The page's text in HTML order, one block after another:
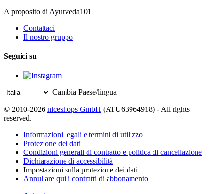
A proposito di Ayurveda101
Contattaci
Il nostro gruppo
Seguici su
Cambia Paese/lingua
© 2010-2026 niceshops GmbH (ATU63964918) - All rights
reserved.
Informazioni legali e termini di utilizzo
Protezione dei dati
Condizioni generali di contratto e politica di cancellazione
Dichiarazione di accessibilità
Impostazioni sulla protezione dei dati
Annullare qui i contratti di abbonamento